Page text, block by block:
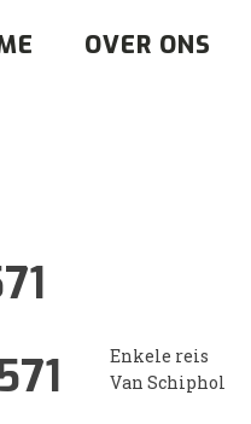
OVER ONS
Enkele reis
Van Schiphol